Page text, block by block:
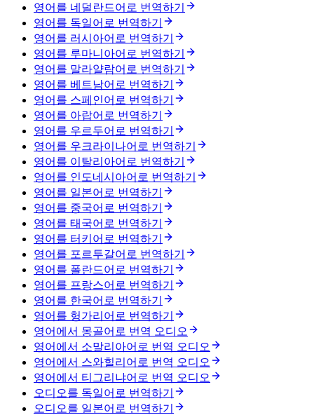
영어를 네덜란드어로 번역하기
영어를 독일어로 번역하기
영어를 러시아어로 번역하기
영어를 루마니아어로 번역하기
영어를 말라얄람어로 번역하기
영어를 베트남어로 번역하기
영어를 스페인어로 번역하기
영어를 아랍어로 번역하기
영어를 우르두어로 번역하기
영어를 우크라이나어로 번역하기
영어를 이탈리아어로 번역하기
영어를 인도네시아어로 번역하기
영어를 일본어로 번역하기
영어를 중국어로 번역하기
영어를 태국어로 번역하기
영어를 터키어로 번역하기
영어를 포르투갈어로 번역하기
영어를 폴란드어로 번역하기
영어를 프랑스어로 번역하기
영어를 한국어로 번역하기
영어를 헝가리어로 번역하기
영어에서 몽골어로 번역 오디오
영어에서 소말리아어로 번역 오디오
영어에서 스와힐리어로 번역 오디오
영어에서 티그리냐어로 번역 오디오
오디오를 독일어로 번역하기
오디오를 일본어로 번역하기